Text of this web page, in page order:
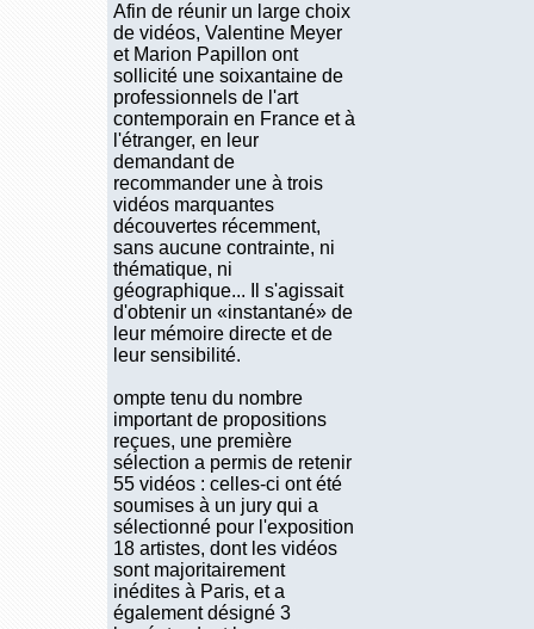
Afin de réunir un large choix
de vidéos, Valentine Meyer
et Marion Papillon ont
sollicité une soixantaine de
professionnels de l'art
contemporain en France et à
l'étranger, en leur
demandant de
recommander une à trois
vidéos marquantes
découvertes récemment,
sans aucune contrainte, ni
thématique, ni
géographique... Il s'agissait
d'obtenir un «instantané» de
leur mémoire directe et de
leur sensibilité.
ompte tenu du nombre
important de propositions
reçues, une première
sélection a permis de retenir
55 vidéos : celles-ci ont été
soumises à un jury qui a
sélectionné pour l'exposition
18 artistes, dont les vidéos
sont majoritairement
inédites à Paris, et a
également désigné 3